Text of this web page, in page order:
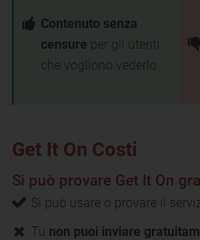
Contenuto senza
censure per gli utenti
che vogliono vederlo
Get It On Costi
Si può provare Get It On
Si può usare o provare il
Tu non puoi inviare